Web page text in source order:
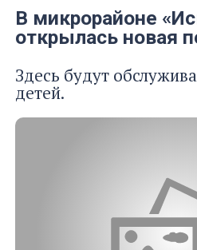
В микрорайоне
открылась новая
Здесь будут
детей.